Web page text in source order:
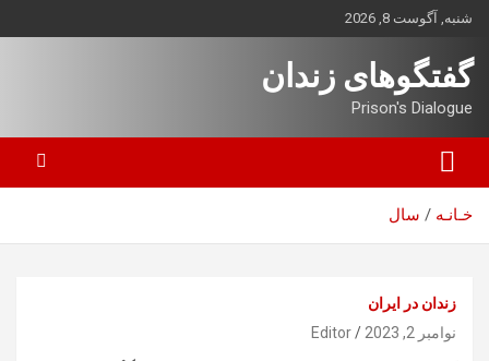
بروید
شنبه, آگوست 8, 2026
گفتگوهای زندان
Prison's Dialogue
خـانـه سال
زندان در ایران
نوامبر 2, 2023
Editor